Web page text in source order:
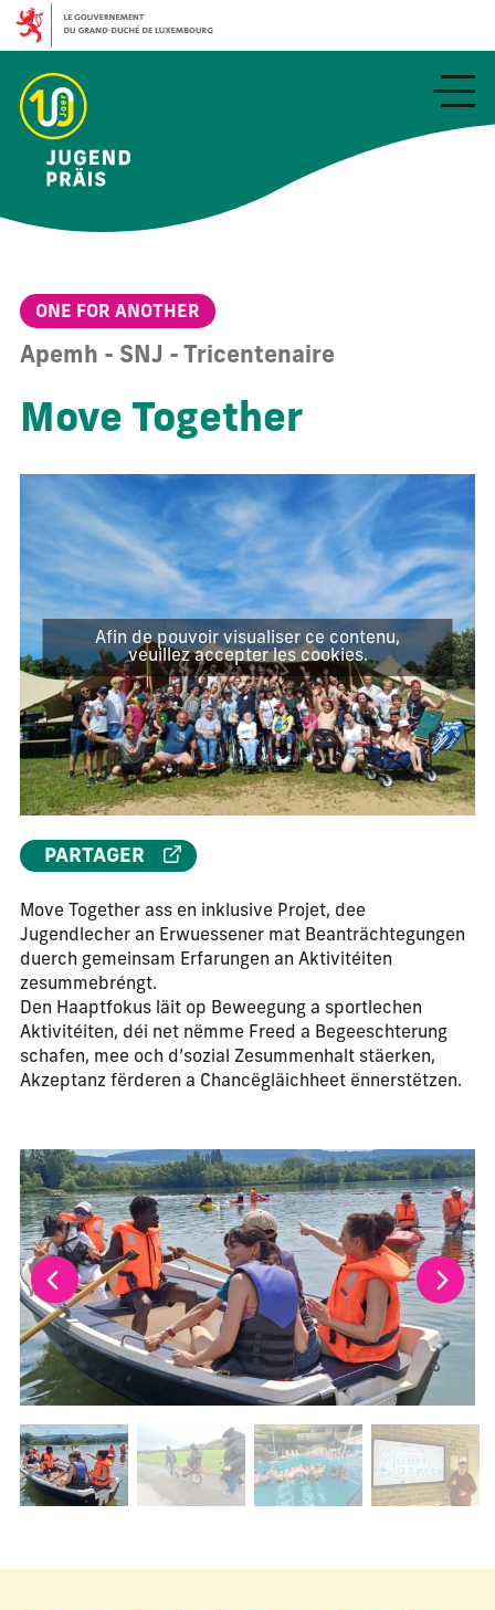
ONE FOR ANOTHER
Apemh - SNJ - Tricentenaire
Move Together
Afin de pouvoir visualiser ce contenu,
veuillez accepter les cookies.
Move Together ass en inklusive Projet, dee
Jugendlecher an Erwuessener mat Beanträchtegungen
duerch gemeinsam Erfarungen an Aktivitéiten
zesummebréngt.
Den Haaptfokus läit op Beweegung a sportlechen
Aktivitéiten, déi net nëmme Freed a Begeeschterung
schafen, mee och d’sozial Zesummenhalt stäerken,
Akzeptanz fërderen a Chancëgläichheet ënnerstëtzen.
PARTAGER
La modification de la diapositive actuelle de ce
Changer la diapositive actuelle de ce carrousel